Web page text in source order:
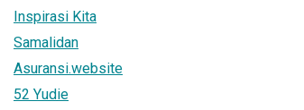
Inspirasi Kita
Samalidan
Asuransi.website
52 Yudie